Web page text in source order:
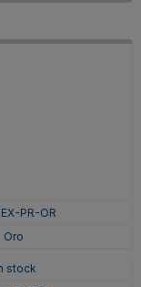
PR-OR
Oro
stock